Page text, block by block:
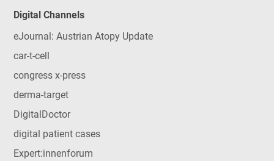
Digital Channels
eJournal: Austrian Atopy Update
car-t-cell
congress x-press
derma-target
DigitalDoctor
digital patient cases
Expert:innenforum